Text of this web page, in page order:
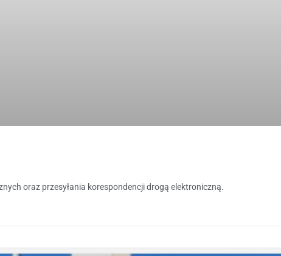
oraz przesyłania korespondencji drogą elektroniczną.